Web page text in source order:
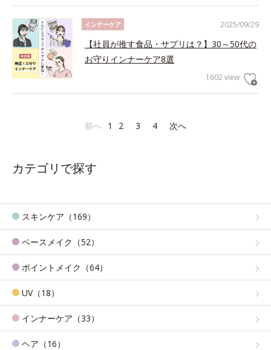
2025/09/29
インナーケア
【社員が推す食品・サプリは？】30～50代の
お守りインナーケア8選
1602 view
前へ 1 2 3 4 次へ
カテゴリで探す
スキンケア（169）
ベースメイク（52）
ポイントメイク（64）
UV（18）
インナーケア（33）
ヘア（16）